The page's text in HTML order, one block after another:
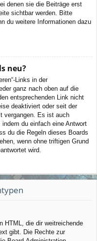
denen sie die Beiträge erst
sichtbar werden. Bitte
du weitere Informationen dazu
neu?
Links in der
ganz nach oben auf die
entsprechenden Link nicht
deaktiviert oder seit der
vergangen. Es ist auch
du einfach eine Antwort
du die Regeln dieses Boards
wenn ohne triftigen Grund
wird.
HTML, die dir weitreichende
gibt. Die Rechte zur